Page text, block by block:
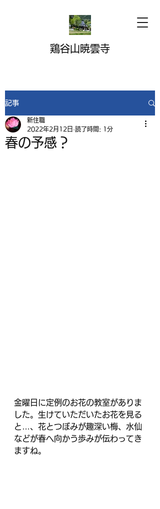
鶏谷山暁雲寺
記事
春の予感？
新住職
2022年2月12日 読了時間: 1分
金曜日に定例のお花の教室がありま
した。生けていただいたお花を見る
と…、花とつぼみが趣深い梅、水仙
などが春へ向かう歩みが伝わってき
ますね。